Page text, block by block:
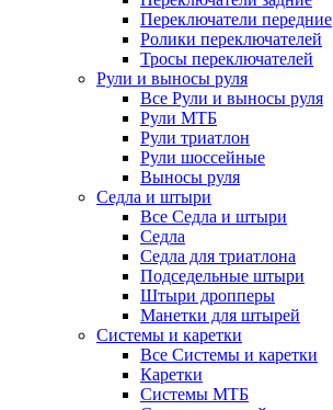
Переключатели передние
Ролики переключателей
Тросы переключателей
Рули и выносы руля
Все Рули и выносы руля
Рули МТБ
Рули триатлон
Рули шоссейные
Выносы руля
Седла и штыри
Все Седла и штыри
Седла
Седла для триатлона
Подседельные штыри
Штыри дропперы
Манетки для штырей
Системы и каретки
Все Системы и каретки
Каретки
Системы МТБ